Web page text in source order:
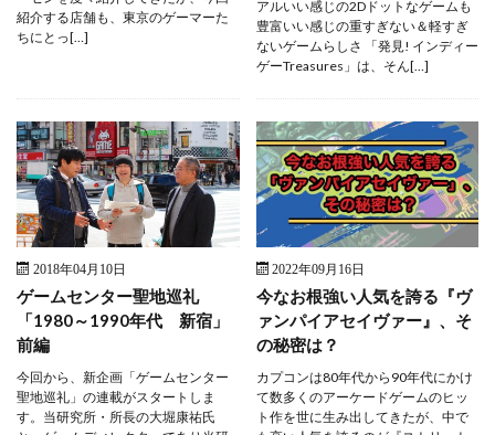
紹介する店舗も、東京のゲーマーた
ちにとっ[…]
アルいい感じの2Dドットなゲームも
豊富いい感じの重すぎない＆軽すぎ
ないゲームらしさ 「発見! インディー
ゲーTreasures」は、そん[…]
2018年04月10日
ゲームセンター聖地巡礼
「1980～1990年代 新宿」
前編
今回から、新企画「ゲームセンター
聖地巡礼」の連載がスタートしま
す。当研究所・所長の大堀康祐氏
2022年09月16日
今なお根強い人気を誇る『ヴ
ァンパイアセイヴァー』、そ
の秘密は？
カプコンは80年代から90年代にかけ
て数多くのアーケードゲームのヒッ
ト作を世に生み出してきたが、中で